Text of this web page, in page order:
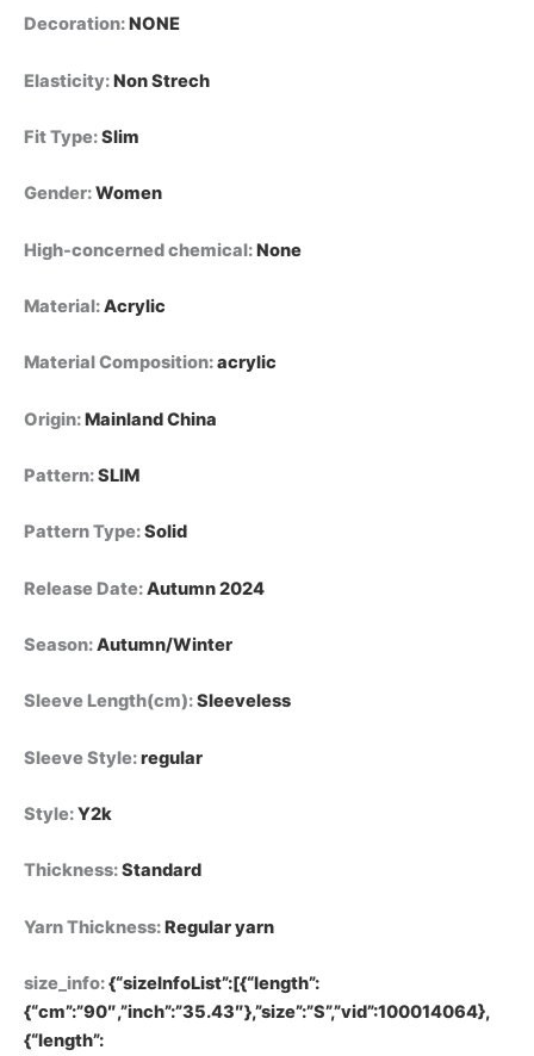
Decoration:NONE
Elasticity:Non Strech
Fit Type:Slim
Gender:Women
High-concerned chemical:None
Material:Acrylic
Material Composition:acrylic
Origin:Mainland China
Pattern:SLIM
Pattern Type:Solid
Release Date:Autumn 2024
Season:Autumn/Winter
Sleeve Length(cm):Sleeveless
Sleeve Style:regular
Style:Y2k
Thickness:Standard
Yarn Thickness:Regular yarn
size_info:{“sizeInfoList”:[{“length”:
{“cm”:”90″,”inch”:”35.43″},”size”:”S”,”vid”:100014064},
{“length”: